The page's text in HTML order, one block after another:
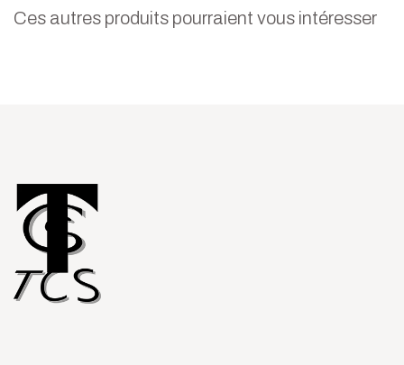
Ces autres produits pourraient vous intéresser